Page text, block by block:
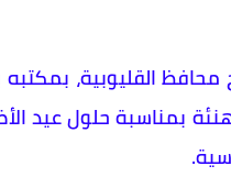
القليوبية،
بمناسبة حلول عيد